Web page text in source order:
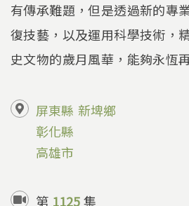
有傳承難題，但是透過新的專
復技藝，以及運用科學技術，
史文物的歲月風華，能夠永恆
屏東縣 新埤鄉
彰化縣
高雄市
第 1125集